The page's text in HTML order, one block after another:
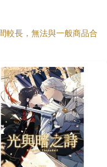
陸以外綿延出一片面積
海域深處，以至於讓鯨
險的事情，因為一旦不
很多魚類會聚集在浮冰
被利益驅使的漁民們大
較長，無法與一般商品合